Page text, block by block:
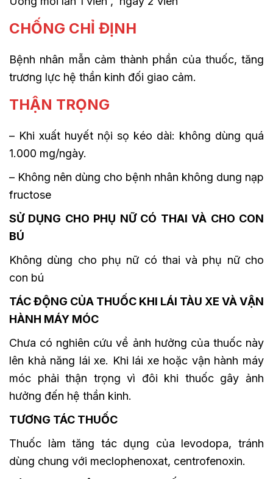
CHỐNG CHỈ ĐỊNH
Bệnh nhân mẫn cảm thành phần của thuốc, tăng
trương lực hệ thần kinh đối giao cảm.
THẬN TRỌNG
– Khi xuất huyết nội sọ kéo dài: không dùng quá
1.000 mg/ngày.
– Không nên dùng cho bệnh nhân không dung nạp
fructose
SỬ DỤNG CHO PHỤ NỮ CÓ THAI VÀ CHO CON
BÚ
Không dùng cho phụ nữ có thai và phụ nữ cho
con bú
TÁC ĐỘNG CỦA THUỐC KHI LÁI TÀU XE VÀ VẬN
HÀNH MÁY MÓC
Chưa có nghiên cứu về ảnh hưởng của thuốc này
lên khả năng lái xe. Khi lái xe hoặc vận hành máy
móc phải thận trọng vì đôi khi thuốc gây ảnh
hưởng đến hệ thần kinh.
TƯƠNG TÁC THUỐC
Thuốc làm tăng tác dụng của levodopa, tránh
dùng chung với meclophenoxat, centrofenoxin.